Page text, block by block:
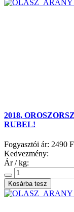
2018,
RUBEL!
Fogyasztói ár: 2490
Kedvezmény:
Ár / kg: